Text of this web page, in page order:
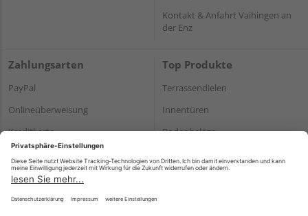
Kontakt & Anfahrt Vaihingen an
der Enz
Zahlungsarten
PayPal
Onlineüberweisung
Kreditkarte
Rechnung*
*Bonität vorausgesetzt
Top Produkte
Terrassendielen
Innentüren
Bodenbeläge